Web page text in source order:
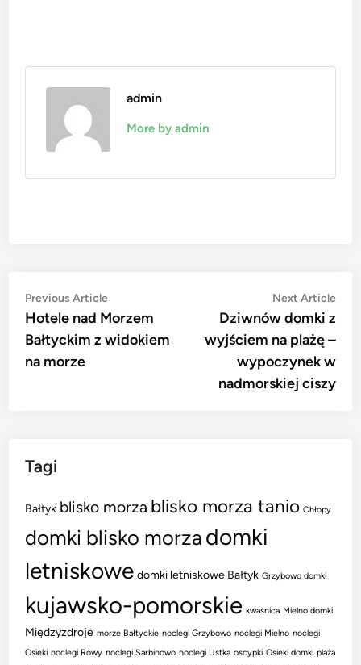
admin
More by admin
Nawigacja
wpisu
Previous ArticlePrevious
article:
Hotele nad Morzem
Bałtyckim z widokiem
na morze
Next Article
Dziwnów domki z
wyjściem na plażę –
wypoczynek w
nadmorskiej ciszy
Tagi
Bałtyk blisko morza blisko morza tanio Chłopy
domki blisko morza domki
letniskowe domki letniskowe Bałtyk Grzybowo domki
kujawsko-pomorskie kwaśnica Mielno domki
Międzyzdroje morze Bałtyckie noclegi Grzybowo noclegi Mielno noclegi
Osieki noclegi Rowy noclegi Sarbinowo noclegi Ustka oscypki Osieki domki plaża